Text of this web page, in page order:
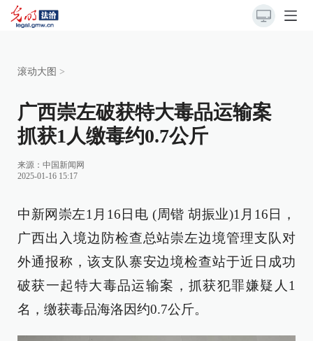
滚动大图 >
广西崇左破获特大毒品运输案
抓获1人缴毒约0.7公斤
来源： 中国新闻网
2025-01-16 15:17
中新网崇左1月16日电 (周锴 胡振业)1月16日，
广西出入境边防检查总站崇左边境管理支队对
外通报称，该支队寨安边境检查站于近日成功
破获一起特大毒品运输案，抓获犯罪嫌疑人1
名，缴获毒品海洛因约0.7公斤。